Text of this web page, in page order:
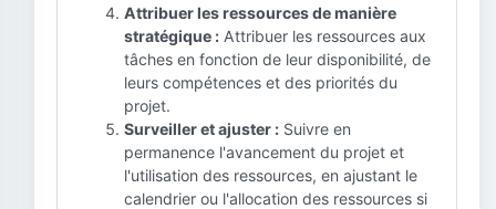
Attribuer les ressources de manière
stratégique : Attribuer les ressources aux
tâches en fonction de leur disponibilité, de
leurs compétences et des priorités du
projet.
Surveiller et ajuster : Suivre en
permanence l'avancement du projet et
l'utilisation des ressources, en ajustant le
calendrier ou l'allocation des ressources si